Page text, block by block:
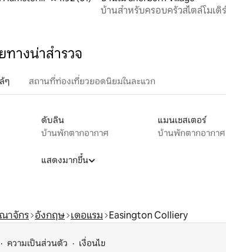
บ้านสำหรับครอบครัวสไตล์โมเ
างน่าสำรวจ
ๆ สถานที่ท่องเที่ยวยอดนิยมในละแวก
ดับลิน
บ้านพักตากอากาศ
แมนเชสเตอร์
บ้านพักตากอากาศ
แสดงมากขึ้น
าจักร อังกฤษ เดอแรม Easington Colliery
ความเป็นส่วนตัว เงื่อนไข